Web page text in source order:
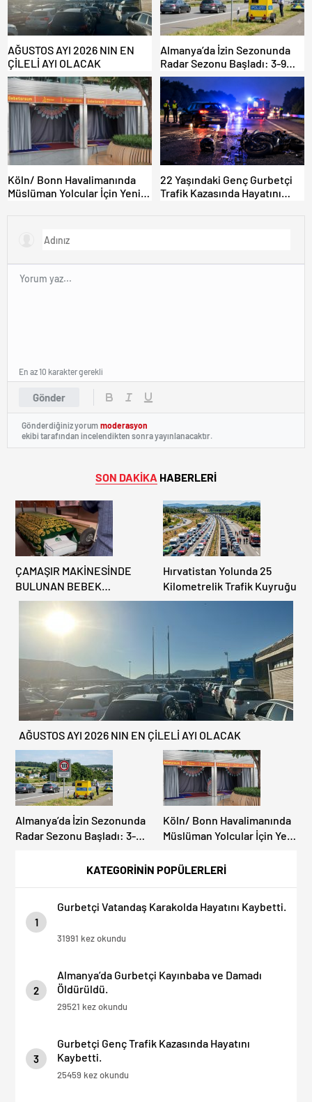
AĞUSTOS AYI 2026 NIN EN
ÇİLELİ AYI OLACAK
Almanya’da İzin Sezonunda
Radar Sezonu Başladı: 3-9
Ağustos’ta Radar Hız
Denetimi Yapılacak!
Köln/ Bonn Havalimanında
Müslüman Yolcular İçin Yeni
22 Yaşındaki Genç Gurbetçi
Trafik Kazasında Hayatını
Gönder
En az 10 karakter gerekli
Gönderdiğiniz yorum moderasyon
ekibi tarafından incelendikten sonra yayınlanacaktır.
SON DAKİKA HABERLERİ
KATEGORİNİN POPÜLERLERİ
1
Gurbetçi Vatandaş Karakolda Hayatını Kaybetti.
31991 kez okundu
2
Almanya’da Gurbetçi Kayınbaba ve Damadı
Öldürüldü.
29521 kez okundu
3
Gurbetçi Genç Trafik Kazasında Hayatını
Kaybetti.
25459 kez okundu
ÇAMAŞIR MAKİNESİNDE
BULUNAN BEBEK
CENAZESİ ŞOK ETTİ
Hırvatistan Yolunda 25
Kilometrelik Trafik Kuyruğu
AĞUSTOS AYI 2026 NIN EN ÇİLELİ AYI OLACAK
Almanya’da İzin Sezonunda
Radar Sezonu Başladı: 3-9
Denetimi Yapılacak!
Köln/ Bonn Havalimanında
Müslüman Yolcular İçin Yeni